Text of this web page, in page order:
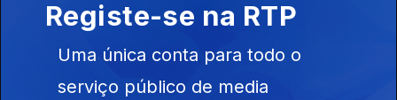
06 ago. 2026
19h00 Edição António Silva Santos
Registe-se na RTP
Uma única conta para todo o
serviço público de media